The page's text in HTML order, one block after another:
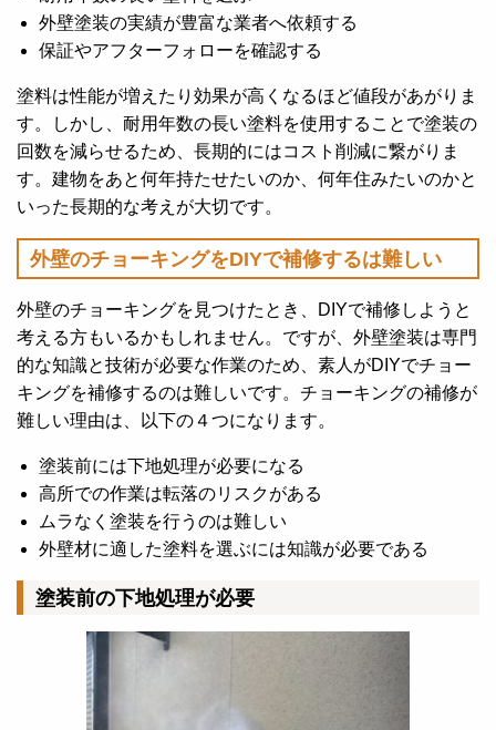
外壁塗装の実績が豊富な業者へ依頼する
保証やアフターフォローを確認する
塗料は性能が増えたり効果が高くなるほど値段があがりま
す。しかし、耐用年数の長い塗料を使用することで塗装の
回数を減らせるため、長期的にはコスト削減に繋がりま
す。建物をあと何年持たせたいのか、何年住みたいのかと
いった長期的な考えが大切です。
外壁のチョーキングをDIYで補修するは難しい
外壁のチョーキングを見つけたとき、DIYで補修しようと
考える方もいるかもしれません。 ですが、外壁塗装は専門
的な知識と技術が必要な作業のため、素人がDIYでチョー
キングを補修するのは難しいです。 チョーキングの補修が
難しい理由は、以下の４つになります。
塗装前には下地処理が必要になる
高所での作業は転落のリスクがある
ムラなく塗装を行うのは難しい
外壁材に適した塗料を選ぶには知識が必要である
塗装前の下地処理が必要